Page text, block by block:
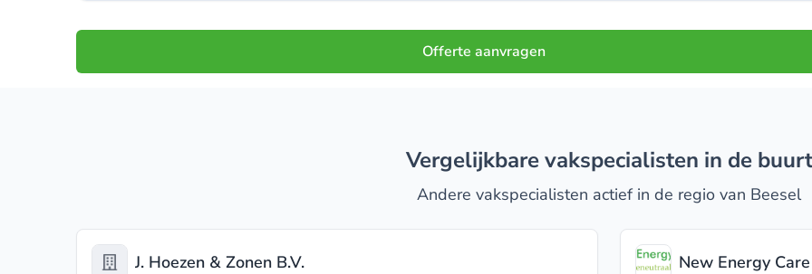
Offerte aanvragen
Vergelijkbare vakspecialisten in de buurt
Andere vakspecialisten actief in de regio van Beesel
J. Hoezen & Zonen B.V. New Energy